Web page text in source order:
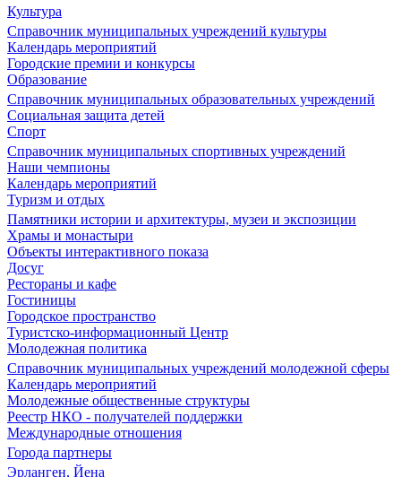
Культура
Справочник муниципальных учреждений культуры
Календарь мероприятий
Городские премии и конкурсы
Образование
Справочник муниципальных образовательных учреждений
Социальная защита детей
Спорт
Справочник муниципальных спортивных учреждений
Наши чемпионы
Календарь мероприятий
Туризм и отдых
Памятники истории и архитектуры, музеи и экспозиции
Храмы и монастыри
Объекты интерактивного показа
Досуг
Рестораны и кафе
Гостиницы
Городское пространство
Туристско-информационный Центр
Молодежная политика
Справочник муниципальных учреждений молодежной сферы
Календарь мероприятий
Молодежные общественные структуры
Реестр НКО - получателей поддержки
Международные отношения
Города партнеры
Эрланген, Йена